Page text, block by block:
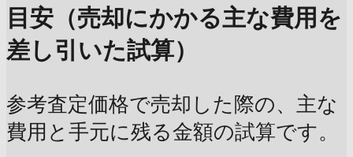
目安（売却にかかる主な費用を
差し引いた試算）
参考査定価格で売却した際の、主な
費用と手元に残る金額の試算です。